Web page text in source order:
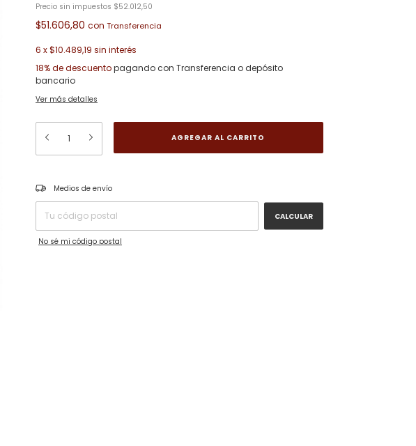
Precio sin impuestos $52.012,50
$51.606,80 con
6 x$10.489,19 sin interés
18% de descuentopagando con Transferencia o depósito
bancario
Ver más detalles
Entregas para el CP:
Medios de envío
CALCULAR
No sé mi código postal